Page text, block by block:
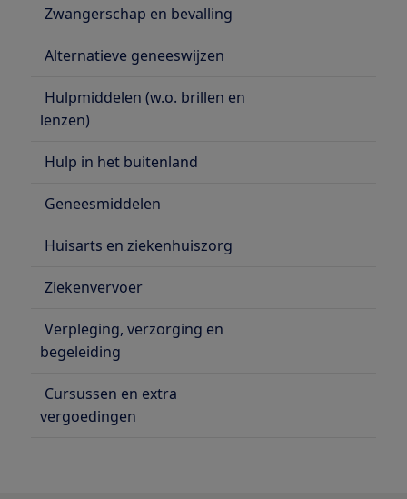
Zwangerschap en bevalling
Alternatieve geneeswijzen
Hulpmiddelen (w.o. brillen en
lenzen)
Hulp in het buitenland
Geneesmiddelen
Huisarts en ziekenhuiszorg
Ziekenvervoer
Verpleging, verzorging en
begeleiding
Cursussen en extra
vergoedingen